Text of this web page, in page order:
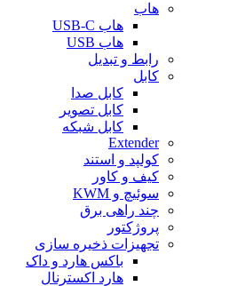
هاب
هاب USB-C
هاب USB
رابط و تبدیل
کابل
کابل صدا
کابل تصویر
کابل شبکه
Extender
کولپد و استند
کیف و کاور
سوئیچ و KWM
چند راهی برق
پروژکتور
تجهیزات ذخیره سازی
باکس هارد و داک
هارد اکسترنال